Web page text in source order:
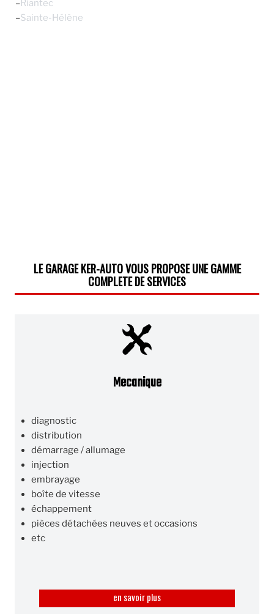
–Riantec
–Sainte-Hélène
LE GARAGE KER-AUTO VOUS PROPOSE UNE GAMME
COMPLETE DE SERVICES
Mecanique
diagnostic
distribution
démarrage / allumage
injection
embrayage
boîte de vitesse
échappement
pièces détachées neuves et occasions
etc
en savoir plus